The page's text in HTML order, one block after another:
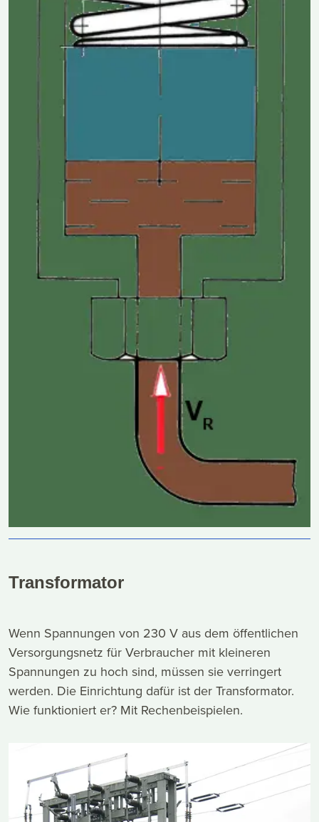
Transformator
Wenn Spannungen von 230 V aus dem öffentlichen
Versorgungsnetz für Verbraucher mit kleineren
Spannungen zu hoch sind, müssen sie verringert
werden. Die Einrichtung dafür ist der Transformator.
Wie funktioniert er? Mit Rechenbeispielen.